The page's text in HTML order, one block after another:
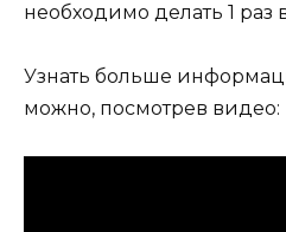
необходимо делать 1 раз
Узнать больше
можно, посмотрев видео: